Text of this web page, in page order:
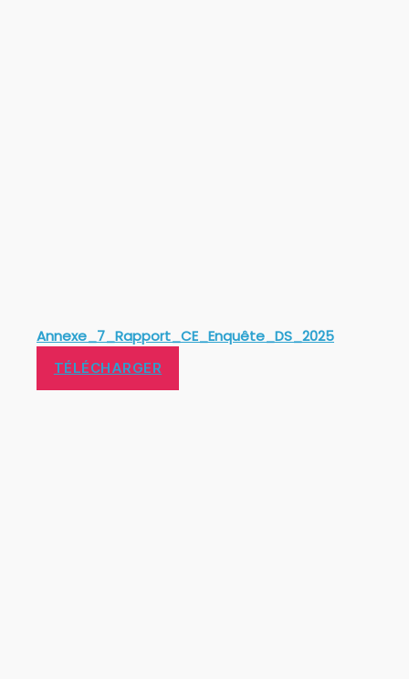
Annexe_7_Rapport_CE_Enquête_DS_2025
TÉLÉCHARGER